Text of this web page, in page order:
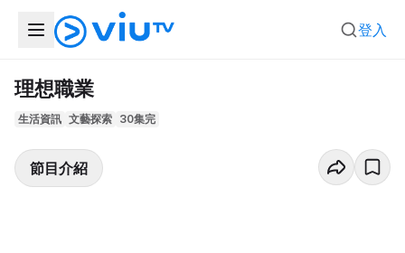
登入
理想職業
生活資訊 文藝探索 30集完
節目介紹